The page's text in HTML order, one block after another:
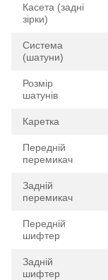
Касета (задні
зірки)
Система
(шатуни)
Розмір
шатунів
Каретка
Передній
перемикач
Задній
перемикач
Передній
шифтер
Задній
шифтер